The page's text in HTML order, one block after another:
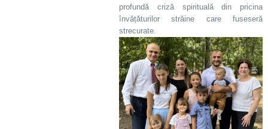
profundă criză spirituală din pricina
învățăturilor străine care fuseseră
strecurate.